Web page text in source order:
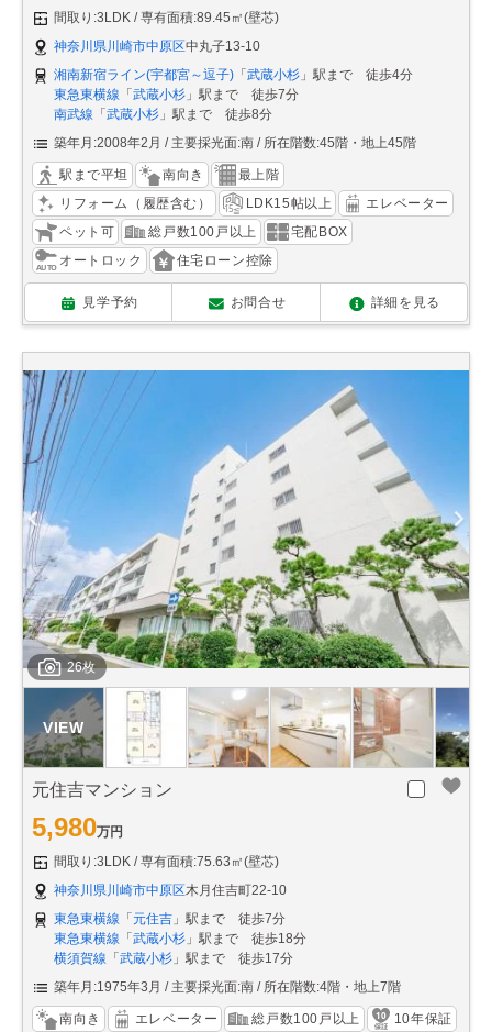
間取り:3LDK
専有面積:89.45㎡(壁芯)
神奈川県川崎市中原区中丸子13-10
湘南新宿ライン(宇都宮～逗子) 「武蔵小杉 」駅まで 徒歩4分
東急東横線 「武蔵小杉 」駅まで 徒歩7分
南武線 「武蔵小杉 」駅まで 徒歩8分
築年月:2008年2月
主要採光面:南 所在階数:45階・地上45階
駅まで平坦 南向き
最上階
リフォーム（履歴含む）
LDK15帖以上
エレベーター
ペット可
総戸数100戸以上
宅配BOX
オートロック
住宅ローン控除
見学予約 お問合せ 詳細を見る
26枚
元住吉マンション
5,980万円
間取り:3LDK
専有面積:75.63㎡(壁芯)
神奈川県川崎市中原区木月住吉町22-10
東急東横線 「 元住吉 」駅まで 徒歩7分
東急東横線 「 武蔵小杉 」駅まで 徒歩18分
横須賀線 「 武蔵小杉 」駅まで 徒歩17分
築年月:1975年3月
主要採光面:南 所在階数:4階・地上7階
南向き エレベーター 総戸数100戸以上
10年保証